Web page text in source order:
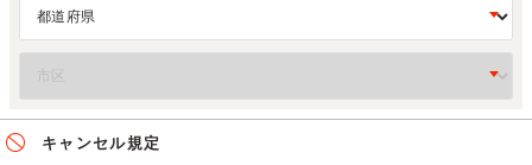
キャンセル規定